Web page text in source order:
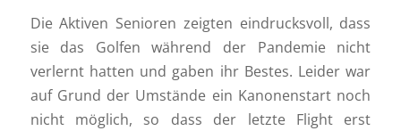
Die Aktiven Senioren zeigten eindrucksvoll, dass
sie das Golfen während der Pandemie nicht
verlernt hatten und gaben ihr Bestes. Leider war
auf Grund der Umstände ein Kanonenstart noch
nicht möglich, so dass der letzte Flight erst